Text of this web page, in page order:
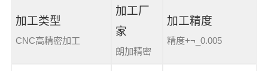
加工类型
CNC高精密加工
加工厂
家
朗加精密
加工精度
精度+¬_0.005